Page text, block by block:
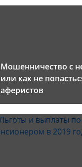
Мошенничество с
или как не
аферистов